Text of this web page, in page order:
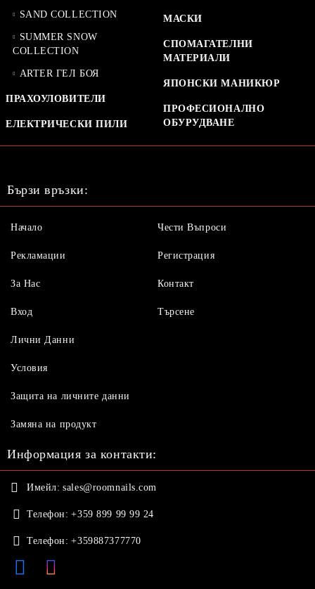
SAND COLLECTION
SUMMER SNOW
COLLECTION
ARTER ГЕЛ БОЯ
ПРАХОУЛОВИТЕЛИ
ЕЛЕКТРИЧЕСКИ ПИЛИ
МАСКИ
СПОМАГАТЕЛНИ
МАТЕРИАЛИ
ЯПОНСКИ МАНИКЮР
ПРОФЕСИОНАЛНО
ОБУРУДВАНЕ
Бързи връзки:
Начало
Рекламации
За Нас
Вход
Чести Въпроси
Регистрация
Контакт
Търсене
Лични Данни
Условия
Защита на личните данни
Замяна на продукт
Информация за контакти:
Имейл: sales@roomnails.com
Телефон: +359 899 99 99 24
Телефон: +359887377770